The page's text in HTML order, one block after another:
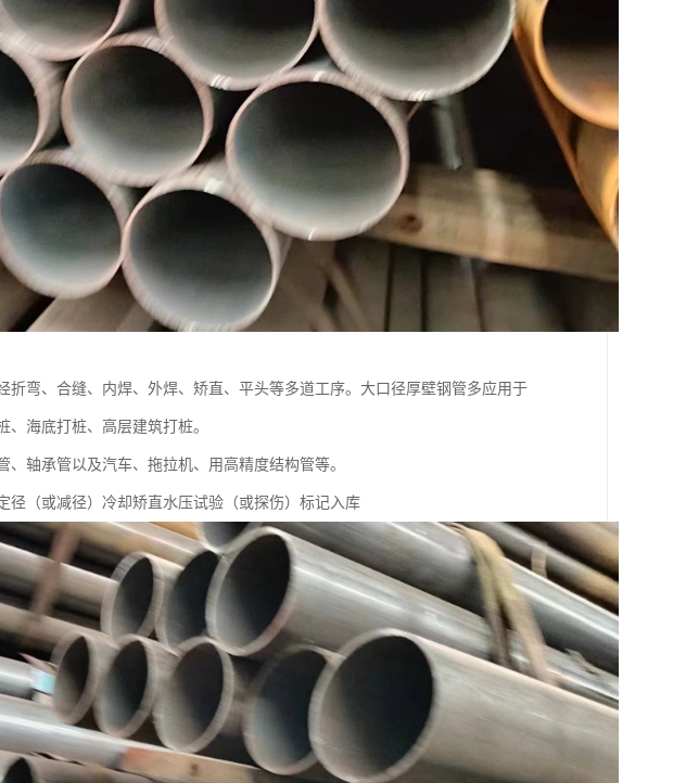
弯、合缝、内焊、外焊、矫直、平头等多道工序。大口径厚壁钢管多应用于
海底打桩、高层建筑打桩。
轴承管以及汽车、拖拉机、用高精度结构管等。
径（或减径）冷却矫直水压试验（或探伤）标记入库